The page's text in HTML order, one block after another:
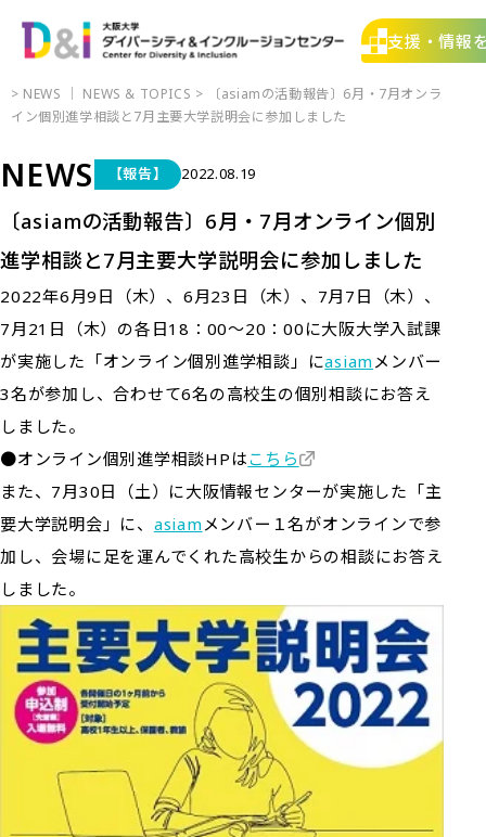
支援・情報
> NEWS NEWS & TOPICS > 〔asiamの活動報告〕6月・7月オンラ
イン個別進学相談と7月主要大学説明会に参加しました
NEWS 【報告】 2022.08.19
〔asiamの活動報告〕6月・7月オンライン個別
進学相談と7月主要大学説明会に参加しました
2022年6月9日（木）、6月23日（木）、7月7日（木）、
7月21日（木）の各日18：00～20：00に大阪大学入試課
が実施した「オンライン個別進学相談」にasiamメンバー
3名が参加し、合わせて6名の高校生の個別相談にお答え
しました。
●オンライン個別進学相談HPはこちら
また、7月30日（土）に大阪情報センターが実施した「主
要大学説明会」に、 asiamメンバー１名がオンラインで参
加し、会場に足を運んでくれた高校生からの相談にお答え
しました。